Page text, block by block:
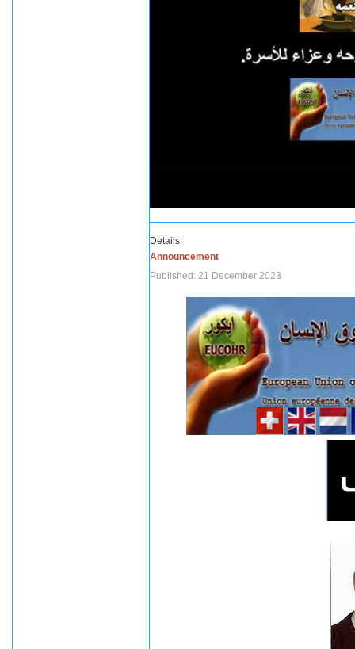
Details
Announcement
Published: 21 December 2023